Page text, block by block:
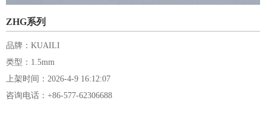
ZHG系列
品牌：KUAILI
类型：1.5mm
上架时间：2026-4-9 16:12:07
咨询电话：+86-577-62306688